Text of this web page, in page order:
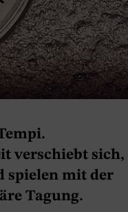
verschiebt sich,
spielen mit der
Tagung.